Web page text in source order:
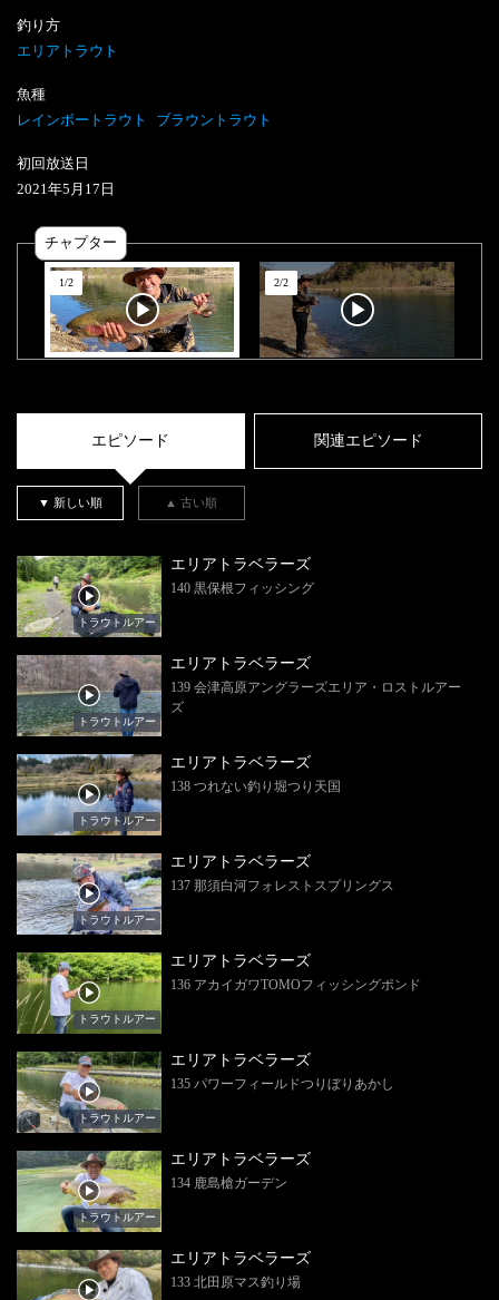
釣り方
エリアトラウト
魚種
レインボートラウト
ブラウントラウト
初回放送日
2021年5 月 17 日
チャプター
1/2 2/2
エピソード 関連エピソード
▼ 新しい順 ▲ 古い順
トラウトルアー
エリアトラベラーズ
140 黒保根フィッシング
トラウトルアー
エリアトラベラーズ
139 会津高原アングラーズエリア・ロストルアー
ズ
トラウトルアー
エリアトラベラーズ
138 つれない釣り堀つり天国
トラウトルアー
エリアトラベラーズ
137 那須白河フォレストスプリングス
トラウトルアー
エリアトラベラーズ
136 アカイガワTOMOフィッシングポンド
トラウトルアー
エリアトラベラーズ
135 パワーフィールドつりぼりあかし
トラウトルアー
エリアトラベラーズ
134 鹿島槍ガーデン
エリアトラベラーズ
133 北田原マス釣り場